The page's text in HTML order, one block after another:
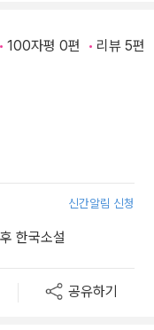
100자평 0편 리뷰 5편
신간알림 신청
한국소설
공유하기